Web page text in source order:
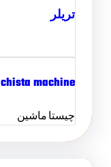
تریلر
chista machine
چیستا ماشین